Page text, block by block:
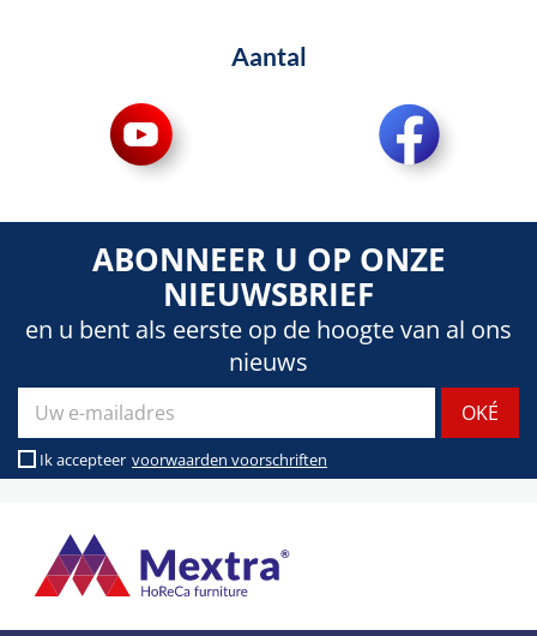
Aantal
ABONNEER U OP ONZE
NIEUWSBRIEF
en u bent als eerste op de hoogte van al ons
nieuws
Ik accepteer voorwaarden voorschriften